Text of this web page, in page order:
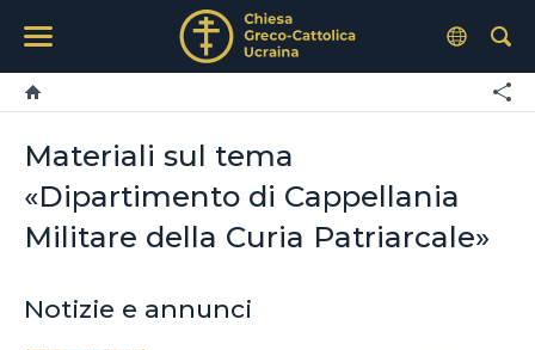
Materiali sul tema
«Dipartimento di Cappellania
Militare della Curia Patriarcale»
Notizie e annunci